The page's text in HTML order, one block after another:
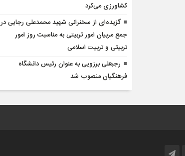
کشاورزی می‌کرد
گزیده‌ای از سخنرانی شهید محمدعلی رجایی در
جمع مربیان امور تربیتی به مناسبت روز امور
تربیتی و تربیت اسلامی
رجبعلی برزویی به عنوان رئیس دانشگاه
فرهنگیان منصوب شد